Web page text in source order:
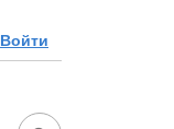
Войти